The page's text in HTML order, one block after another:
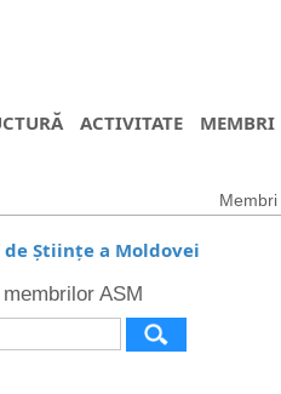
ACTIVITATE MEMBRI
Științe a Moldovei
ASM